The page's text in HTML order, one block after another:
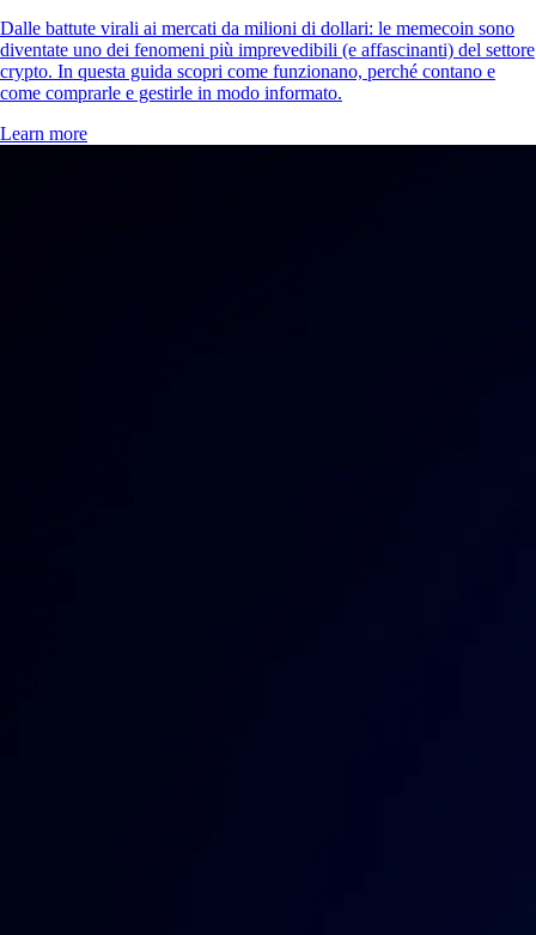
Dalle battute virali ai mercati da milioni di dollari: le memecoin sono
diventate uno dei fenomeni più imprevedibili (e affascinanti) del settore
crypto. In questa guida scopri come funzionano, perché contano e
come comprarle e gestirle in modo informato.
Learn more